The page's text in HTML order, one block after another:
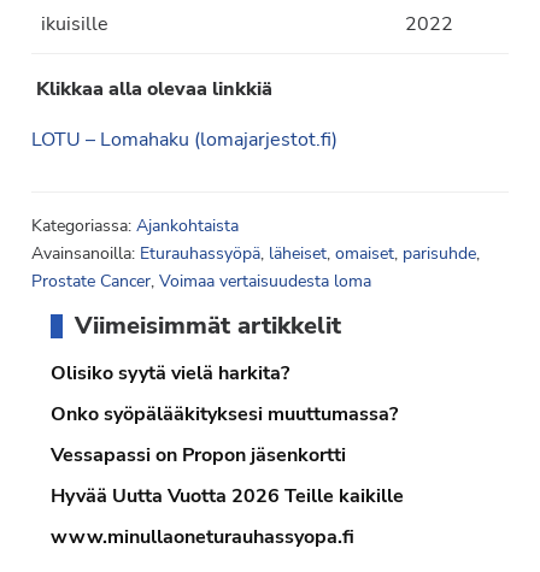
ikuisille
2022
Klikkaa alla olevaa linkkiä
LOTU – Lomahaku (lomajarjestot.fi)
Kategoriassa: Ajankohtaista
Avainsanoilla: Eturauhassyöpä, läheiset, omaiset, parisuhde,
Prostate Cancer, Voimaa vertaisuudesta loma
sivupalkki
Viimeisimmät artikkelit
Olisiko syytä vielä harkita?
Onko syöpälääkityksesi muuttumassa?
Vessapassi on Propon jäsenkortti
Hyvää Uutta Vuotta 2026 Teille kaikille
www.minullaoneturauhassyopa.fi